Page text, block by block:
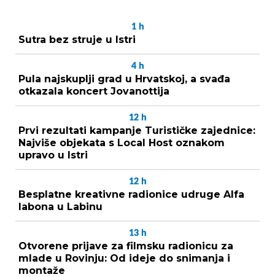
1 h
Sutra bez struje u Istri
4 h
Pula najskuplji grad u Hrvatskoj, a svađa
otkazala koncert Jovanottija
12 h
Prvi rezultati kampanje Turističke zajednice:
Najviše objekata s Local Host oznakom
upravo u Istri
12 h
Besplatne kreativne radionice udruge Alfa
labona u Labinu
13 h
Otvorene prijave za filmsku radionicu za
mlade u Rovinju: Od ideje do snimanja i
montaže